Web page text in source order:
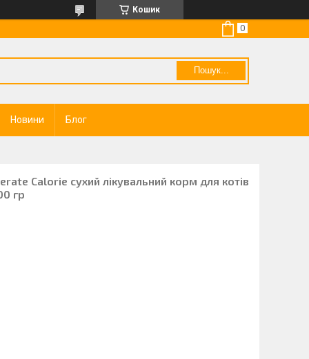
Кошик
Пошук...
Новини Блог
Calorie сухий лікувальний корм для котів
гр